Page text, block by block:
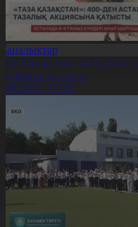
Қазақстан»: 400-ден
қатысты
17:15